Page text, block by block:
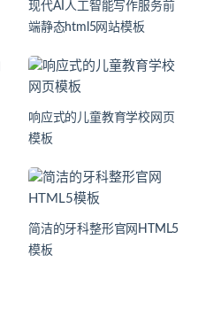
现代AI人工智能写作服务前
端静态html5网站模板
响应式的儿童教育学校网页
模板
简洁的牙科整形官网HTML5
模板